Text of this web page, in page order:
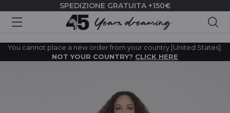
SPEDIZIONE GRATUITA +150€
You cannot place a new order from your country [United States].
NOT YOUR COUNTRY? CLICK HERE